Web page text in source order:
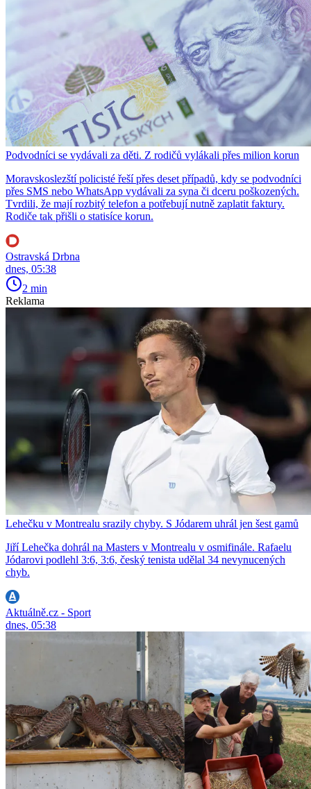
Podvodníci se vydávali za děti. Z rodičů vylákali přes milion korun
Moravskoslezští policisté řeší přes deset případů, kdy se podvodníci
přes SMS nebo WhatsApp vydávali za syna či dceru poškozených.
Tvrdili, že mají rozbitý telefon a potřebují nutně zaplatit faktury.
Rodiče tak přišli o statisíce korun.
Ostravská Drbna
dnes, 05:38
2 min
Reklama
Lehečku v Montrealu srazily chyby. S Jódarem uhrál jen šest gamů
Jiří Lehečka dohrál na Masters v Montrealu v osmifinále. Rafaelu
Jódarovi podlehl 3:6, 3:6, český tenista udělal 34 nevynucených
chyb.
Aktuálně.cz - Sport
dnes, 05:38